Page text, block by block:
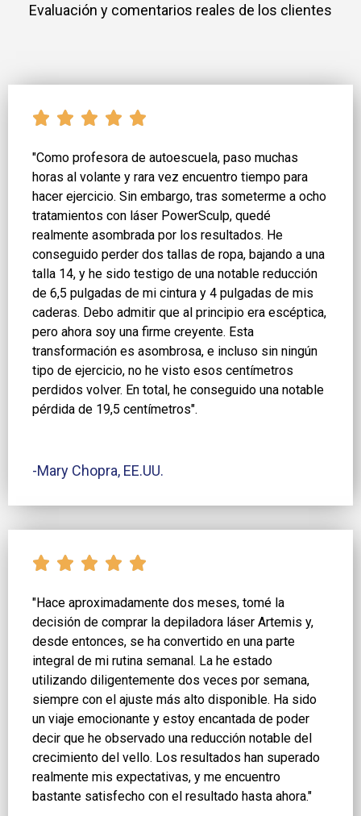
Evaluación y comentarios reales de los clientes
"Como profesora de autoescuela, paso muchas
horas al volante y rara vez encuentro tiempo para
hacer ejercicio. Sin embargo, tras someterme a ocho
tratamientos con láser PowerSculp, quedé
realmente asombrada por los resultados. He
conseguido perder dos tallas de ropa, bajando a una
talla 14, y he sido testigo de una notable reducción
de 6,5 pulgadas de mi cintura y 4 pulgadas de mis
caderas. Debo admitir que al principio era escéptica,
pero ahora soy una firme creyente. Esta
transformación es asombrosa, e incluso sin ningún
tipo de ejercicio, no he visto esos centímetros
perdidos volver. En total, he conseguido una notable
pérdida de 19,5 centímetros".
-Mary Chopra, EE.UU.
"Hace aproximadamente dos meses, tomé la
decisión de comprar la depiladora láser Artemis y,
desde entonces, se ha convertido en una parte
integral de mi rutina semanal. La he estado
utilizando diligentemente dos veces por semana,
siempre con el ajuste más alto disponible. Ha sido
un viaje emocionante y estoy encantada de poder
decir que he observado una reducción notable del
crecimiento del vello. Los resultados han superado
realmente mis expectativas, y me encuentro
bastante satisfecho con el resultado hasta ahora."